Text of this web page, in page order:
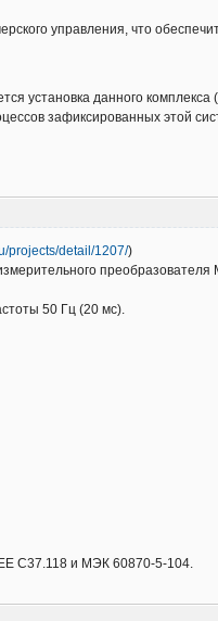
управления, что
установка данного
зафиксированных этой
projects/detail/1207/)
преобразователя
50 Гц (20 мс).
C37.118 и МЭК 60870-5-104.